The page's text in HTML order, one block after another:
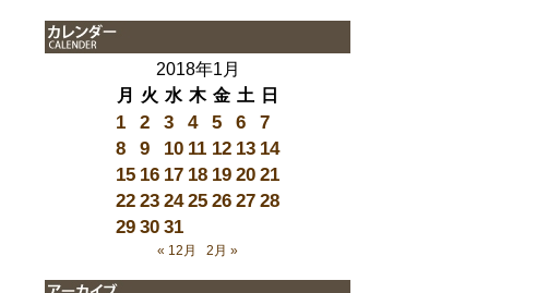
2018年1月
月
火 水 木 金 土 日
1 2 3 4 5 6
7
8
9 10 11 12 13 14
15 16 17 18 19 20 21
22 23 24 25 26 27 28
29 30 31
« 12月 2月 »